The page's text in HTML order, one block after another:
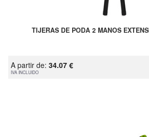
TIJERAS DE PODA 2 MANOS
A partir de: 34.07 €
IVA INCLUIDO